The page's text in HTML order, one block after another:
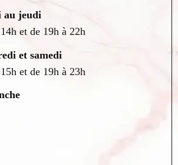
au jeudi
et de 19h à 22h
et samedi
et de 19h à 23h